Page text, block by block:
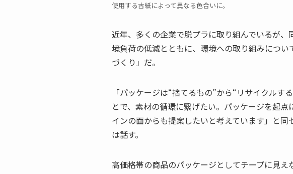
使用する古紙によって異なる色合いに。
近年、多くの企業で脱プラに取り組んでいるが
境負荷の低減とともに、環境への取り組みについ
づくり」だ。
「パッケージは“捨てるもの”から“リサイクルす
とで、素材の循環に繋げたい。パッケージを起
インの面からも提案したいと考えています」と同
は話す。
高価格帯の商品のパッケージとしてチープに見え